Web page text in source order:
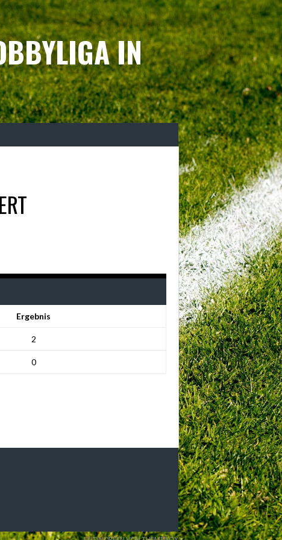
IN
Ergebnis
2
0